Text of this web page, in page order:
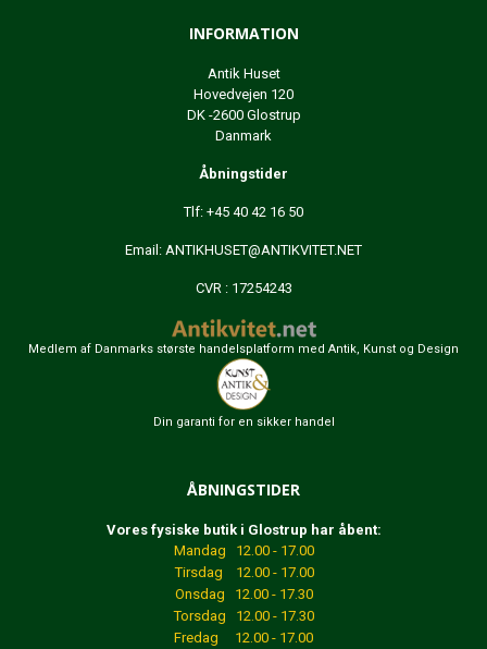
INFORMATION
Antik Huset
Hovedvejen 120
DK -2600 Glostrup
Danmark
Åbningstider
Tlf: +45 40 42 16 50
Email: ANTIKHUSET@ANTIKVITET.NET
CVR : 17254243
Medlem af Danmarks største handelsplatform med Antik, Kunst og Design
Din garanti for en sikker handel
ÅBNINGSTIDER
Vores fysiske butik i Glostrup har åbent:
Mandag 12.00 - 17.00
Tirsdag 12.00 - 17.00
Onsdag 12.00 - 17.30
Torsdag 12.00 - 17.30
Fredag 12.00 - 17.00